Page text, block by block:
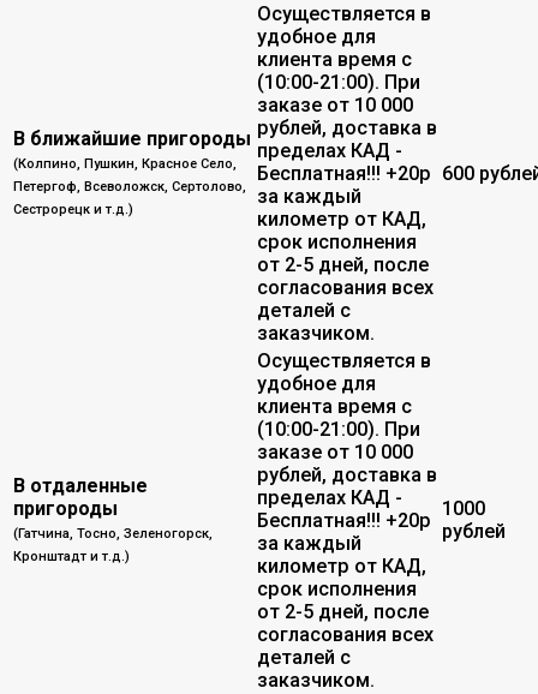
В ближайшие пригороды
(Колпино, Пушкин, Красное Село,
Петергоф, Всеволожск, Сертолово,
Сестрорецк и т.д.)
Осуществляется в
удобное для
клиента время с
(10:00-21:00). При
заказе от 10 000
рублей, доставка в
пределах КАД -
Бесплатная!!! +20р
за каждый
километр от КАД,
срок исполнения
от 2-5 дней, после
согласования всех
деталей с
заказчиком.
600
В отдаленные
пригороды
(Гатчина, Тосно, Зеленогорск,
Кронштадт и т.д.)
Осуществляется в
удобное для
клиента время с
(10:00-21:00). При
заказе от 10 000
рублей, доставка в
пределах КАД -
Бесплатная!!! +20р
за каждый
километр от КАД,
срок исполнения
от 2-5 дней, после
согласования всех
деталей с
заказчиком.
1000
рублей